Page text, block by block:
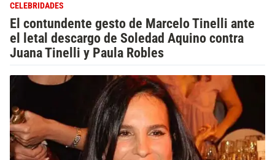
CELEBRIDADES
El contundente gesto de Marcelo Tinelli ante
el letal descargo de Soledad Aquino contra
Juana Tinelli y Paula Robles